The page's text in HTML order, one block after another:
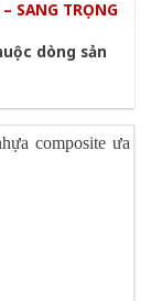
SANG TRỌNG
dòng sản